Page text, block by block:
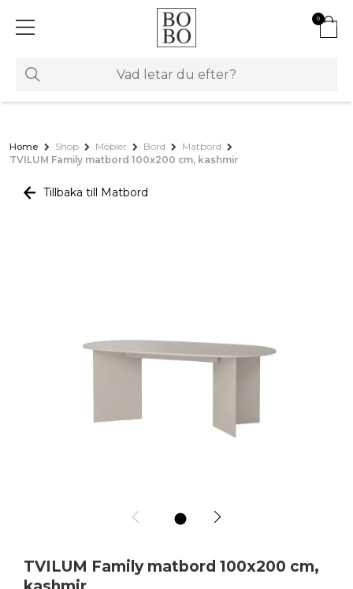
0
Home Shop Möbler Bord
Matbord
TVILUM Family matbord 100x200 cm, kashmir
Tillbaka till Matbord
TVILUM Family matbord 100x200 cm,